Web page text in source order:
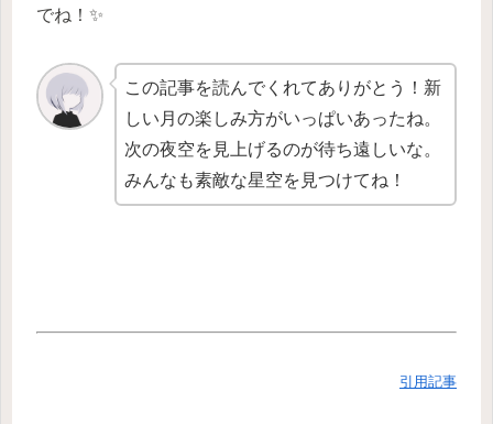
でね！✨
この記事を読んでくれてありがとう！新
しい月の楽しみ方がいっぱいあったね。
次の夜空を見上げるのが待ち遠しいな。
みんなも素敵な星空を見つけてね！
引用記事